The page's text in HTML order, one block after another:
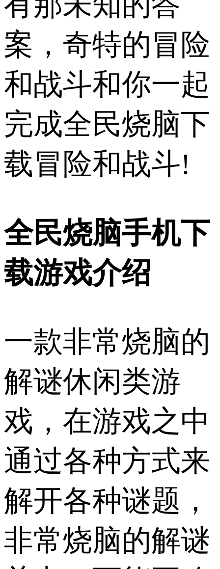
案，奇特的冒险
和战斗和你一起
完成全民烧脑下
载冒险和战斗!
全民烧脑手机下
载游戏介绍
一款非常烧脑的
解谜休闲类游
戏，在游戏之中
通过各种方式来
解开各种谜题，
非常烧脑的解谜